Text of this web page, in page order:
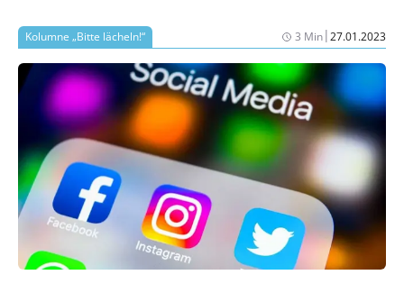
Kolumne „Bitte lächeln!“ 3 Min|27.01.2023